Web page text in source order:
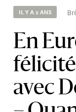
IL Y A 2 ANS
En
avec